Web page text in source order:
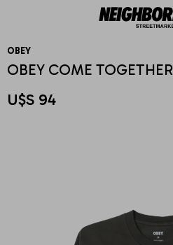
OBEY
OBEY COME TOGETHER
U$S 94